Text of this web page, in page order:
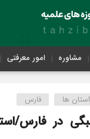
مشاوره امور معرفتی
استان ها فارس
در فارس/